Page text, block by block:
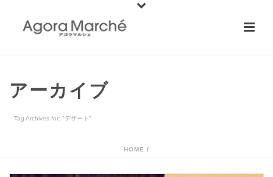
アーカイブ
Tag Archives for: "デザート"
HOME /